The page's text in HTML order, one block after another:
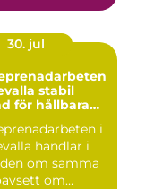
30. jul
stabil
för hållbara
i
handlar i
om samma
om